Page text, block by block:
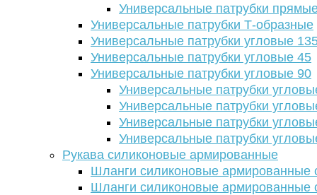
Универсальные патрубки
Универсальные патрубки Т-образные
Универсальные патрубки угловые
Универсальные патрубки угловые 45
Универсальные патрубки угловые 90
Универсальные патрубки
Универсальные патрубки
Универсальные патрубки
Универсальные патрубки
Рукава силиконовые армированные
Шланги силиконовые армированные
Шланги силиконовые армированные